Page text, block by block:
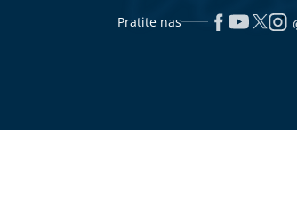
Izbjegavajte ih pred spavanje: Ove 3
namirnice MOGU OPTERETITI